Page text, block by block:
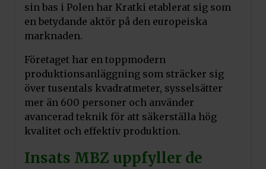
sin bas i Polen har Kratki etablerat sig som
en betydande aktör på den europeiska
marknaden.
Företaget har en toppmodern
produktionsanläggning som sträcker sig
över tusentals kvadratmeter, sysselsätter
mer än 600 personer och använder
avancerad teknik för att säkerställa hög
kvalitet och effektiv produktion.
Insats MBZ uppfyller de